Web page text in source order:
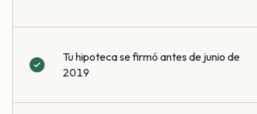
Tu hipoteca se firmó antes de junio de
2019